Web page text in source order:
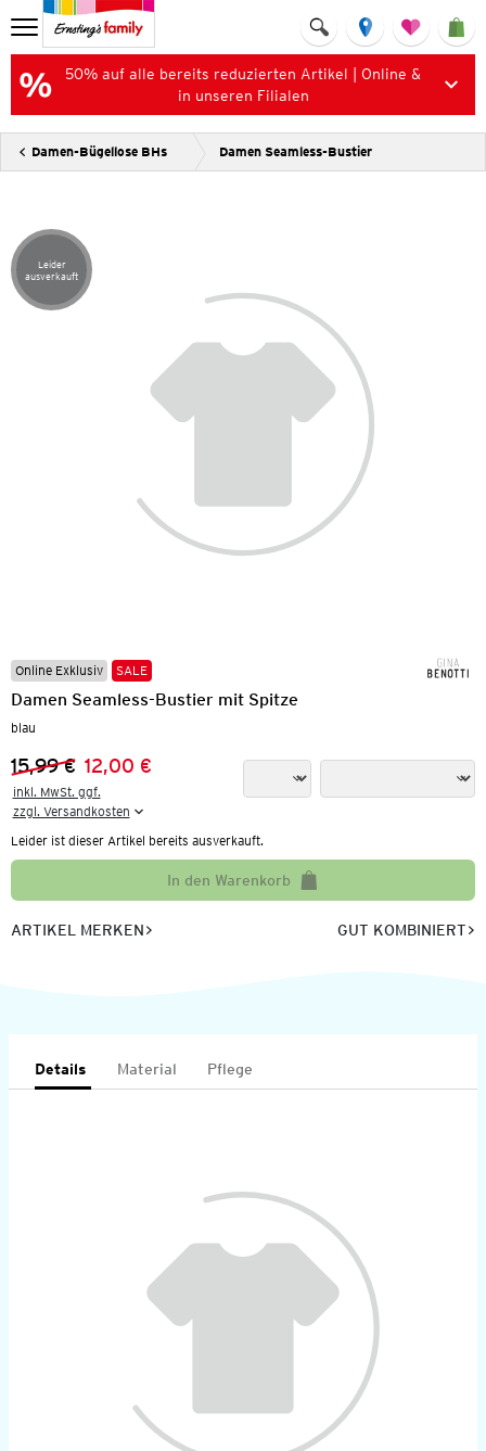
50% auf alle bereits reduzierten Artikel | Online &
in unseren Filialen
Damen-Bügellose BHs Damen Seamless-Bustier
Artikel leider ausverkauft
Leider
ausverkauft
Online Exklusiv SALE
Damen Seamless-Bustier mit Spitze
blau
Vorheriger Preis:
15,99 €
Neuer Preis:
12,00 €
inkl. MwSt. ggf.
zzgl. Versandkosten
Leider ist dieser Artikel bereits ausverkauft.
In den Warenkorb
ARTIKEL MERKEN GUT KOMBINIERT
Details Material Pflege